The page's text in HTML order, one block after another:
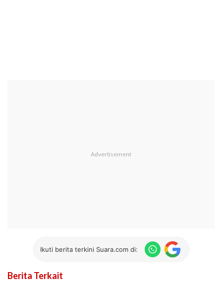
Ikuti berita terkini Suara.com di:
Berita Terkait